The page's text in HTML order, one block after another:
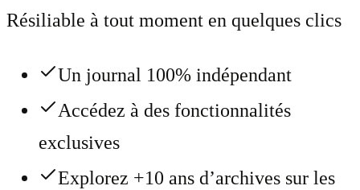
Résiliable à tout moment en quelques clics
Un journal 100% indépendant
Accédez à des fonctionnalités
exclusives
Explorez +10 ans d’archives sur les